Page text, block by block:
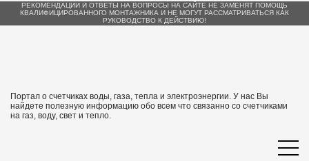
РЕКОМЕНДАЦИИ И ОТВЕТЫ НА ВОПРОСЫ НА САЙТЕ НЕ ЗАМЕНЯТ ПОМОЩЬ
КВАЛИФИЦИРОВАННОГО МОНТАЖНИКА И НЕ МОГУТ РАССМАТРИВАТЬСЯ КАК
РУКОВОДСТВО К ДЕЙСТВИЮ!
Портал о счетчиках воды, газа, тепла и электроэнергии. У нас Вы
найдете полезную информацию обо всем что связанно со счетчиками
на газ, воду, свет и тепло.